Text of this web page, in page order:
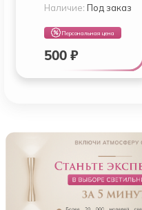
Наличие: Под заказ
Персональная цена
500 ₽